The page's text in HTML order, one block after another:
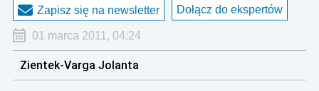
Zapisz się na newsletter Dołącz do ekspertów
01 marca 2011, 04:24
Zientek-Varga Jolanta